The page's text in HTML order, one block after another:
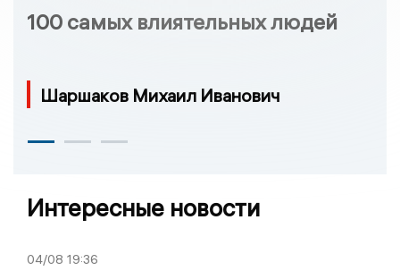
100 самых влиятельных людей
Шаршаков Михаил Иванович
Интересные новости
04/08 19:36